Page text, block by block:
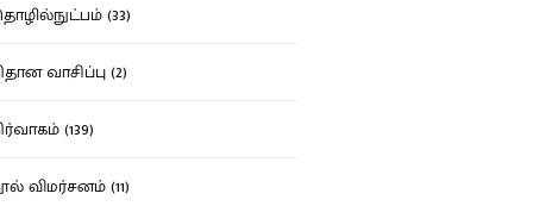
(33)
வாசிப்பு (2)
(139)
விமர்சனம் (11)